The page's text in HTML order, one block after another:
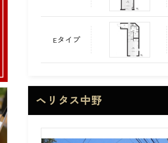
Eタイプ
ヘリタス中野